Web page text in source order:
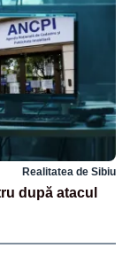
Realitatea de Sibiu
după atacul